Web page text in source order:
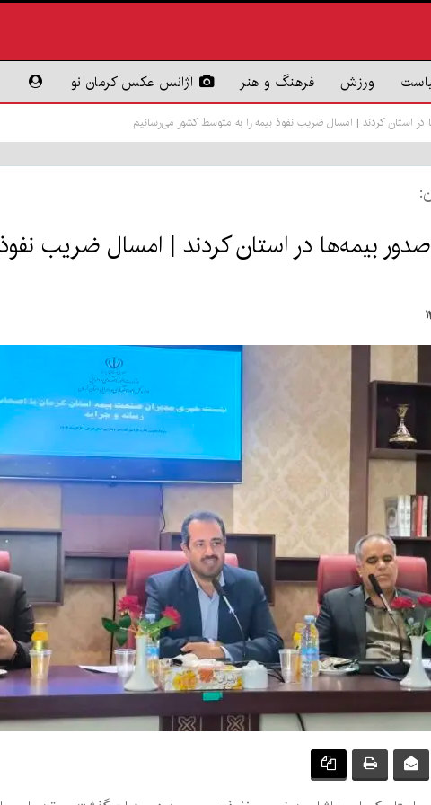
ورزش فرهنگ و هنر آژانس عکس کرمان نو
استان کردند | امسال ضریب نفوذ بیمه را به متوسط کشور می‌رسانیم
بیمه‌ها در استان کردند | امسال ضریب